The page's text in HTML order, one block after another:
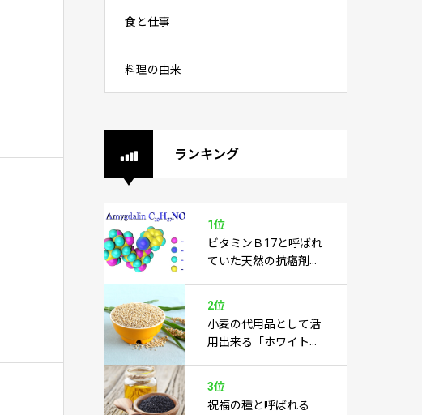
食と仕事
料理の由来
ランキング
1位
ビタミンＢ17と呼ばれ
ていた天然の抗癌剤
2位
小麦の代用品として活
用出来る「ホワイトソ
3位
祝福の種と呼ばれる